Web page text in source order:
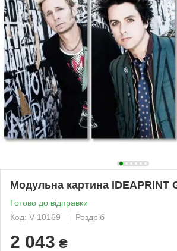
Модульна картина IDEAPRINT
Готово до відправки
Код: V-10169
Роздріб
2 043 ₴